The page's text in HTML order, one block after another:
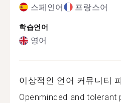
스페인어 프랑스어
학습언어
영어
이상적인 언어 커뮤니티
Openminded and tolerant